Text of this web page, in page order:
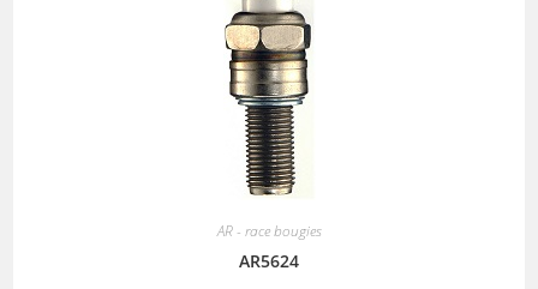
AR - race bougies
AR5624